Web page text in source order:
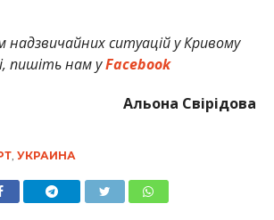
надзвичайних ситуацій у Кривому
пишіть нам уFacebook
Альона Свірідова
, УКРАИНА